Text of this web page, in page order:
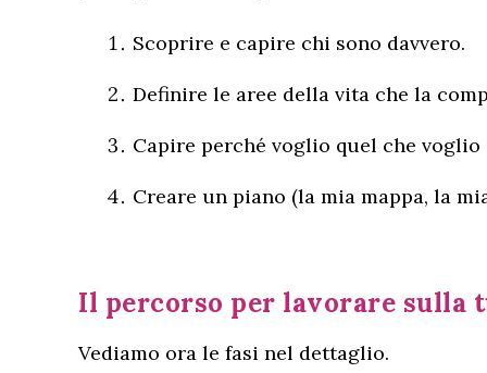
Scoprire e capire chi sono davvero.
Definire le aree della vita che la
Capire perché voglio quel che
Creare un piano (la mia mappa, la
Il percorso per lavorare sulla
Vediamo ora le fasi nel dettaglio.